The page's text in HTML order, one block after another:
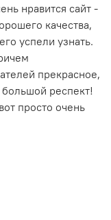
нравится сайт -
качества,
успели узнать.
прекрасное,
респект!
просто очень